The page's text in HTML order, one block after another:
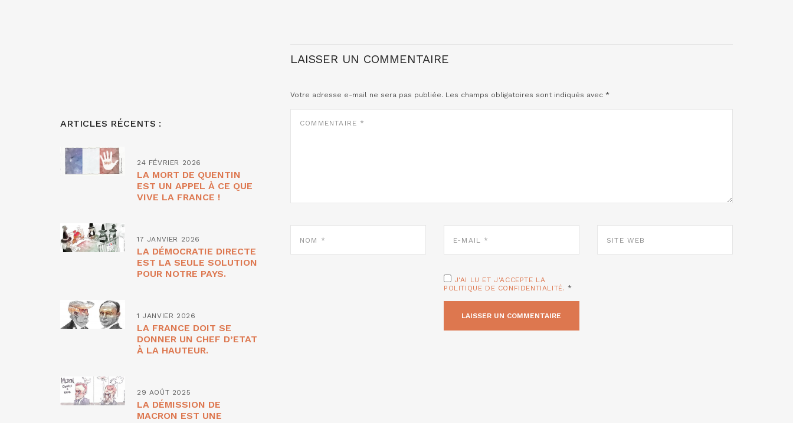
LAISSER UN COMMENTAIRE
Votre adresse e-mail ne sera pas publiée. Les champs obligatoires sont indiqués avec *
MAIL
WEB
J'AI LU ET J'ACCEPTE LA
POLITIQUE DE CONFIDENTIALITÉ. *
ARTICLES RÉCENTS :
24 FÉVRIER 2026
LA MORT DE QUENTIN
EST UN APPEL À CE QUE
VIVE LA FRANCE !
17 JANVIER 2026
LA DÉMOCRATIE DIRECTE
EST LA SEULE SOLUTION
POUR NOTRE PAYS.
1 JANVIER 2026
LA FRANCE DOIT SE
DONNER UN CHEF D’ETAT
À LA HAUTEUR.
29 AOÛT 2025
LA DÉMISSION DE
MACRON EST UNE